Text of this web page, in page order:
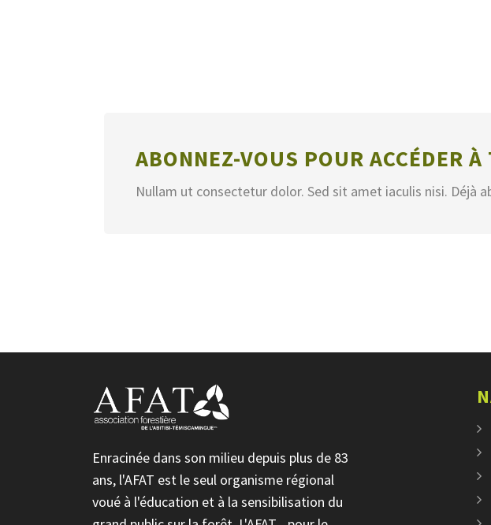
ABONNEZ-VOUS POUR ACCÉDER
Nullam ut consectetur dolor. Sed sit amet iaculis nisi. Déjà
Enracinée dans son milieu depuis plus de 83
ans, l'AFAT est le seul organisme régional
voué à l'éducation et à la sensibilisation du